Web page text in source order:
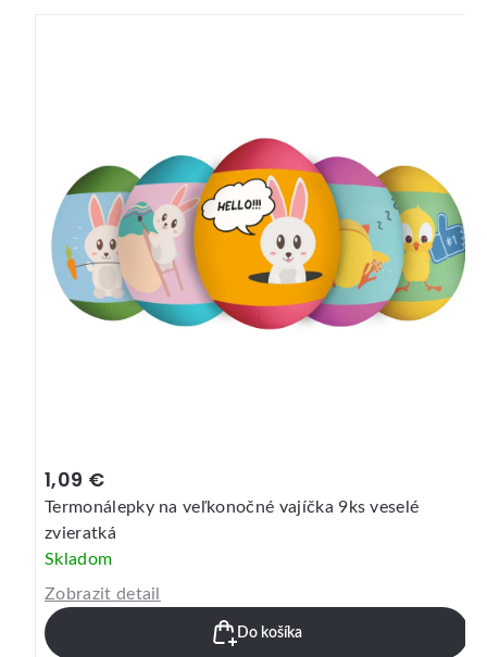
1,09 €
Termonálepky na veľkonočné vajíčka 9ks veselé
zvieratká
Skladom
Zobrazit detail
Do košíka